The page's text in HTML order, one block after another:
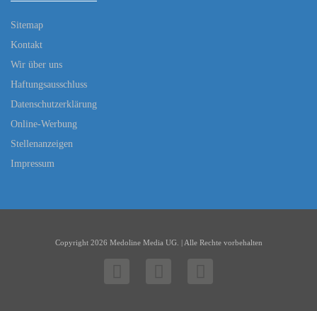
Sitemap
Kontakt
Wir über uns
Haftungsausschluss
Datenschutzerklärung
Online-Werbung
Stellenanzeigen
Impressum
Copyright 2026 Medoline Media UG. | Alle Rechte vorbehalten